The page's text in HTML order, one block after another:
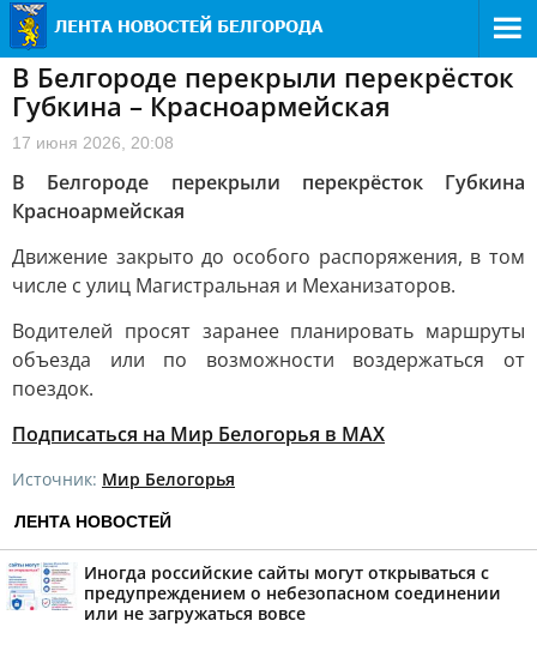
В Белгороде перекрыли перекрёсток
Губкина – Красноармейская
17 июня 2026, 20:08
В Белгороде перекрыли перекрёсток Губкина
Красноармейская
Движение закрыто до особого распоряжения, в том
числе с улиц Магистральная и Механизаторов.
Водителей просят заранее планировать маршруты
объезда или по возможности воздержаться от
поездок.
Подписаться на Мир Белогорья в MAX
Источник: Мир Белогорья
ЛЕНТА НОВОСТЕЙ
Иногда российские сайты могут открываться с
предупреждением о небезопасном соединении
или не загружаться вовсе